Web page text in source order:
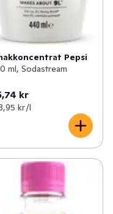
Pepsi
ml, Sodastream
kr
kr /l